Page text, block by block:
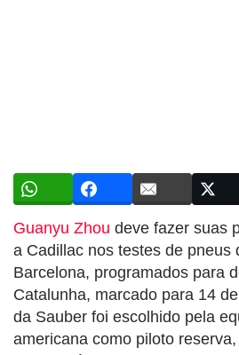
Guanyu Zhou deve fazer suas
a Cadillac nos testes de pneus
Barcelona, programados para
Catalunha, marcado para 14
da Sauber foi escolhido pela
americana como piloto